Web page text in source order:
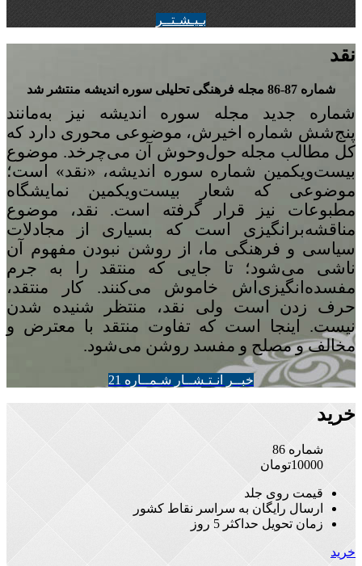
بـيـشـتــر
نقد
شماره 87-86 مجله‌ فرهنگی تحلیلی سوره‌ اندیشه منتشر شد
شماره‌ جدید مجله سوره اندیشه نیز به‌مانند
پنجشش شماره‌ اخیرش، موضوعی محوری دارد که
کل مطالب مجله حول‌وحوش آن می‌چرخد. موضوع
بیست‌ویکمین شماره‌ سوره‌ اندیشه، «نقد» است؛
موضوعی که شعار بیست‌ویکمین نمایشگاه
مطبوعات نیز قرار گرفته است. نقد، موضوع
مناقشه‌برانگیزی است که بسیاری از مجادلات
سیاسی و فرهنگی ما، از روشن نبودن مفهوم آن
ناشی می‌شود؛ تا جایی که منتقد را به جرم
مفسده‌انگیزی‌اش خاموش می‌کنند. کار منتقد،
حرف زدن است ولی نقد، منتظر شنیده شدن
نیست. اینجا است که تفاوت منتقد با معترض و
مخالف و مصلح و مفسد روشن می‌شود.
خبــر انـتـشــار شـمــاره 21
خرید
شماره 86
10000تومان
قیمت روی جلد
ارسال رایگان به سراسر نقاط کشور
زمان تحویل حداکثر 5 روز
خرید